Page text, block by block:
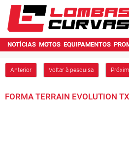
NOTÍCIAS MOTOS EQUIPAMENTOS
Anterior Voltar à pesquisa
FORMA TERRAIN EVOLUTION